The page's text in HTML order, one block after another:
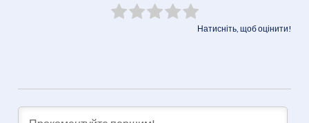
Натисніть, щоб оцінити!